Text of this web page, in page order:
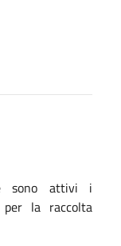
sono attivi i
la raccolta